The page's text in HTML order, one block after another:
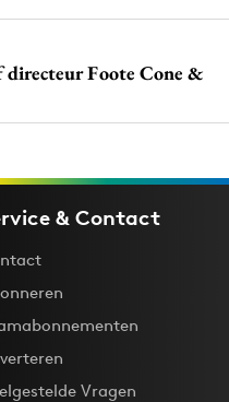
directeur Foote Cone &
& Contact
Vragen